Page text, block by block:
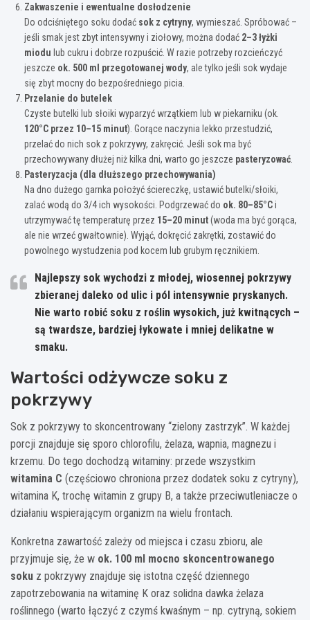
Zakwaszenie i ewentualne dosłodzenie
Do odciśniętego soku dodać sok z cytryny, wymieszać. Spróbować –
jeśli smak jest zbyt intensywny i ziołowy, można dodać 2–3 łyżki
miodu lub cukru i dobrze rozpuścić. W razie potrzeby rozcieńczyć
jeszcze ok. 500 ml przegotowanej wody, ale tylko jeśli sok wydaje
się zbyt mocny do bezpośredniego picia.
Przelanie do butelek
Czyste butelki lub słoiki wyparzyć wrzątkiem lub w piekarniku (ok.
120°C przez 10–15 minut). Gorące naczynia lekko przestudzić,
przelać do nich sok z pokrzywy, zakręcić. Jeśli sok ma być
przechowywany dłużej niż kilka dni, warto go jeszcze pasteryzować
Pasteryzacja (dla dłuższego przechowywania)
Na dno dużego garnka położyć ściereczkę, ustawić butelki/słoiki,
zalać wodą do 3/4 ich wysokości. Podgrzewać do ok. 80–85°Ci
utrzymywać tę temperaturę przez 15–20 minut(woda ma być gorąca,
ale nie wrzeć gwałtownie). Wyjąć, dokręcić zakrętki, zostawić do
powolnego wystudzenia pod kocem lub grubym ręcznikiem.
Najlepszy sok wychodzi z młodej, wiosennej pokrzywy
zbieranej daleko od ulic i pól intensywnie pryskanych.
Nie warto robić soku z roślin wysokich, już kwitnących –
są twardsze, bardziej łykowate i mniej delikatne w
smaku.
Wartości odżywcze soku z
pokrzywy
Sok z pokrzywy to skoncentrowany “zielony zastrzyk”. W każdej
porcji znajduje się sporo chlorofilu, żelaza, wapnia, magnezu i
krzemu. Do tego dochodzą witaminy: przede wszystkim
witamina C (częściowo chroniona przez dodatek soku z cytryny),
witamina K, trochę witamin z grupy B, a także przeciwutleniacze o
działaniu wspierającym organizm na wielu frontach.
Konkretna zawartość zależy od miejsca i czasu zbioru, ale
przyjmuje się, że w ok. 100 ml mocno skoncentrowanego
soku z pokrzywy znajduje się istotna część dziennego
zapotrzebowania na witaminę K oraz solidna dawka żelaza
roślinnego (warto łączyć z czymś kwaśnym – np. cytryną, sokiem